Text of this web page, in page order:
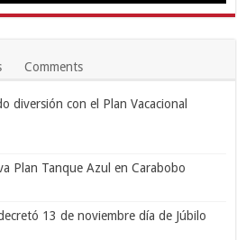
Comments
diversión con el Plan Vacacional
Plan Tanque Azul en Carabobo
13 de noviembre día de Júbilo